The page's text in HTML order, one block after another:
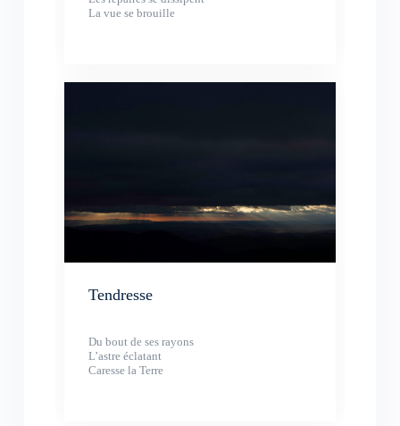
La vue se brouille
Tendresse
Du bout de ses rayons
L’astre éclatant
Caresse la Terre